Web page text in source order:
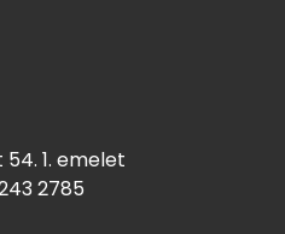
54. 1. emelet
2785